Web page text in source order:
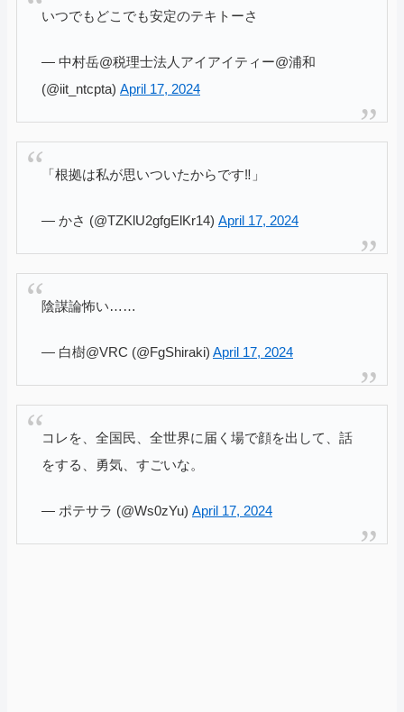
いつでもどこでも安定のテキトーさ
— 中村岳@税理士法人アイアイティー@浦和
(@iit_ntcpta) April 17, 2024
「根拠は私が思いついたからです‼️」
— かさ (@TZKlU2gfgElKr14) April 17, 2024
陰謀論怖い……
— 白樹@VRC (@FgShiraki) April 17, 2024
コレを、全国民、全世界に届く場で顔を出して、話
をする、勇気、すごいな。
— ポテサラ (@Ws0zYu) April 17, 2024